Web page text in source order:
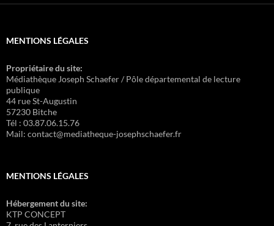
MENTIONS LÉGALES
Propriétaire du site:
Médiathèque Joseph Schaefer / Pôle départemental de lecture
publique
44 rue St-Augustin
57230 Bitche
Tél : 03.87.06.15.76
Mail: contact@mediatheque-josephschaefer.fr
MENTIONS LÉGALES
Hébergement du site:
KTP CONCEPT